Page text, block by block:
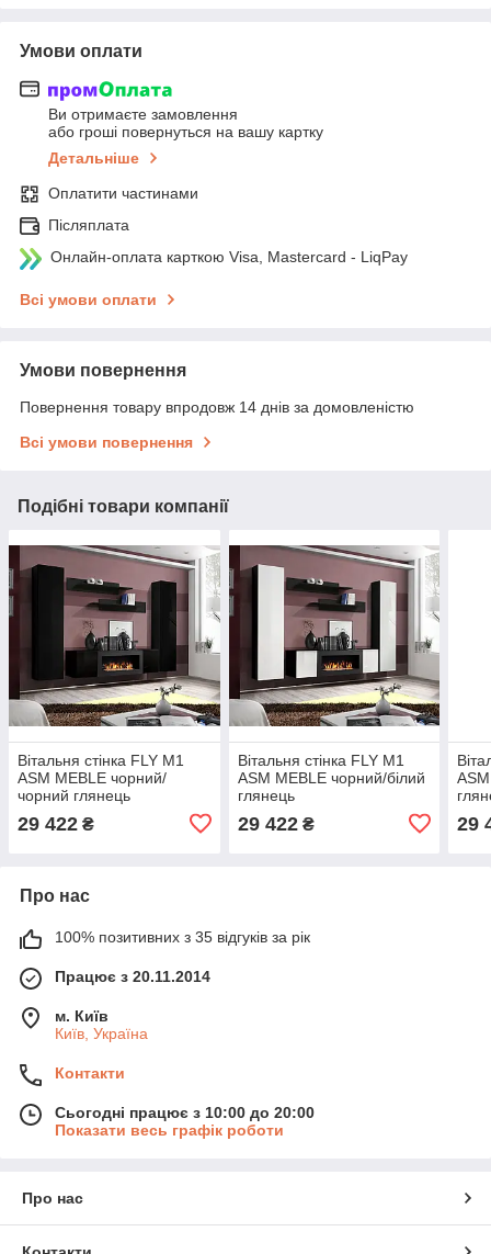
Умови оплати
Ви отримаєте замовлення
або гроші повернуться на вашу картку
Детальніше
Оплатити частинами
Післяплата
Онлайн-оплата карткою Visa, Mastercard - LiqPay
Всі умови оплати
Умови повернення
Повернення товару впродовж 14 днів за домовленістю
Всі умови повернення
Подібні товари компанії
Вітальня стінка FLY M1
ASM MEBLE чорний/
чорний глянець
29 422 ₴
Вітальня стінка FLY M1
ASM MEBLE чорний/білий
глянець
29 422₴ 29
Про нас
100% позитивних з 35 відгуків за рік
Працює з 20.11.2014
м. Київ
Київ, Україна
Контакти
Сьогодні працює з 10:00 до 20:00
Показати весь графік роботи
Про нас